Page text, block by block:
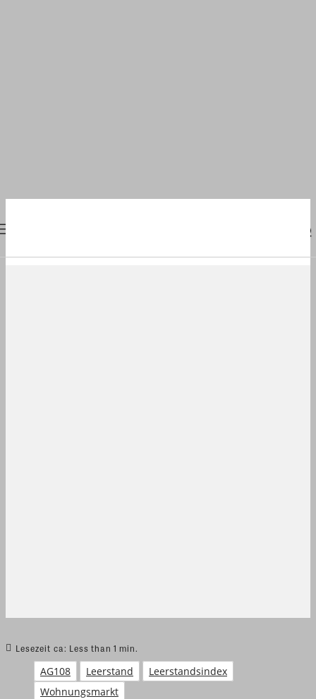
Lesezeit ca: Less than 1 min.
AG108 Leerstand
Leerstandsindex
Wohnungsmarkt